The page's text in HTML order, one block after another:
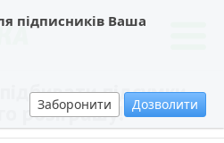
підписників Ваша
Заборонити Дозволити
підсумки
розіграшу!